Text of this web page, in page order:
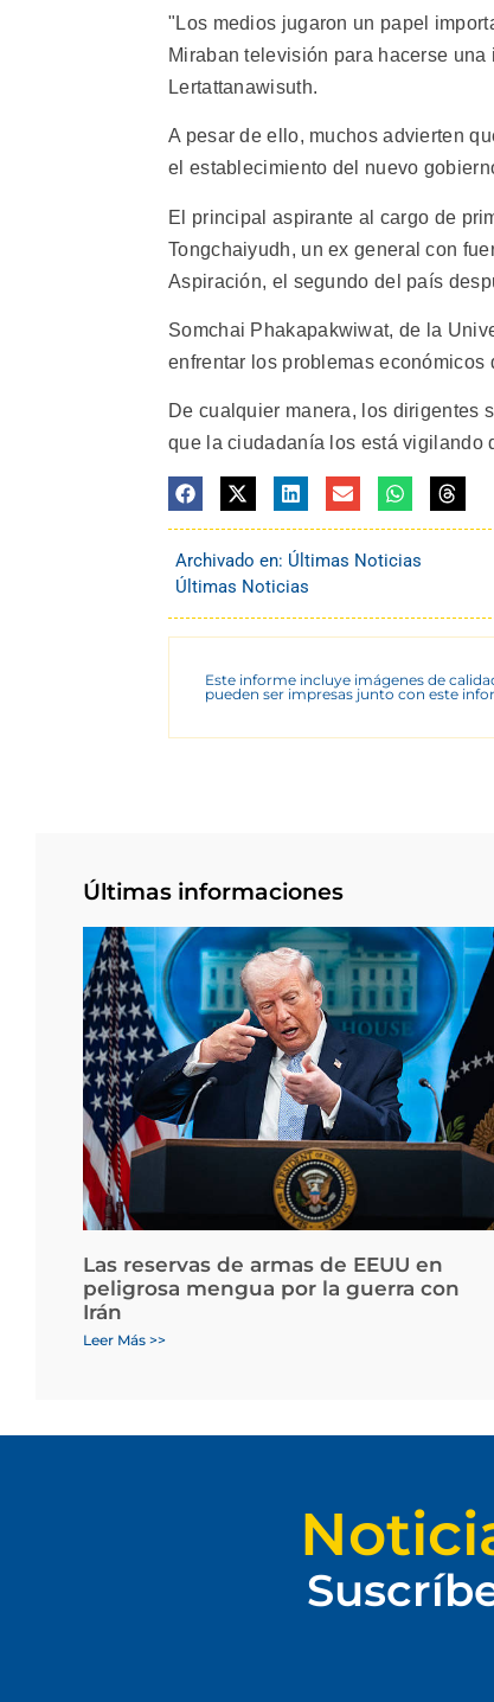
"Los medios jugaron un papel
Miraban televisión para hacerse
Lertattanawisuth.
A pesar de ello, muchos advierten
el establecimiento del nuevo
El principal aspirante al cargo de
Tongchaiyudh, un ex general con
Aspiración, el segundo del país
Somchai Phakapakwiwat, de la
enfrentar los problemas
De cualquier manera, los dirigentes
que la ciudadanía los está vigilando
Archivado en: Últimas Noticias
Últimas Noticias
Este informe incluye imágenes de
pueden ser impresas junto con este
Últimas informaciones
Las reservas de armas de EEUU en
peligrosa mengua por la guerra con
Irán
Leer Más >>